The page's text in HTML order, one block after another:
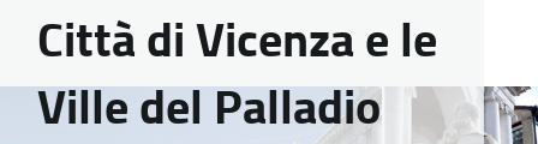
Città di Vicenza e le
Ville del Palladio